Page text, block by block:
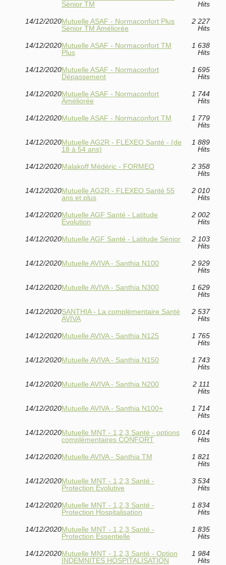
Sénior TM
Hits
14/12/2020Mutuelle ASAF - Normaconfort Plus
Sénior TM Améliorée
2 227
Hits
14/12/2020Mutuelle ASAF - Normaconfort TM
Plus
1 638
Hits
14/12/2020Mutuelle ASAF - Normaconfort
Dépassement
1 695
Hits
14/12/2020Mutuelle ASAF - Normaconfort
Améliorée
1 744
Hits
14/12/2020Mutuelle ASAF - Normaconfort TM
1 779
Hits
14/12/2020Mutuelle AG2R - FLEXEO Santé - (de
18 à 54 ans)
1 889
Hits
14/12/2020Malakoff Médéric - FORMEO
2 358
Hits
14/12/2020Mutuelle AG2R - FLEXEO Santé 55
ans et plus
2 010
Hits
14/12/2020Mutuelle AGF Santé - Latitude
Evolution
2 002
Hits
14/12/2020Mutuelle AGF Santé - Latitude Sénior
2 103
Hits
14/12/2020Mutuelle AVIVA - Santhia N100
2 929
Hits
14/12/2020Mutuelle AVIVA - Santhia N300
1 629
Hits
14/12/2020SANTHIA - La complémentaire Santé
AVIVA
2 537
Hits
14/12/2020Mutuelle AVIVA - Santhia N125
1 765
Hits
14/12/2020Mutuelle AVIVA - Santhia N150
1 743
Hits
14/12/2020Mutuelle AVIVA - Santhia N200
2 111
Hits
14/12/2020Mutuelle AVIVA - Santhia N100+
1 714
Hits
14/12/2020Mutuelle MNT - 1,2,3 Santé - options
complémentaires CONFORT
6 014
Hits
14/12/2020Mutuelle AVIVA - Santhia TM
1 821
Hits
14/12/2020Mutuelle MNT - 1,2,3 Santé -
Protection Evolutive
3 534
Hits
14/12/2020Mutuelle MNT - 1,2,3 Santé -
Protection Hospitalisation
1 834
Hits
14/12/2020Mutuelle MNT - 1,2,3 Santé -
Protection Essentielle
1 835
Hits
14/12/2020Mutuelle MNT - 1,2,3 Santé - Option
INDEMNITES HOSPITALISATION
1 984
Hits